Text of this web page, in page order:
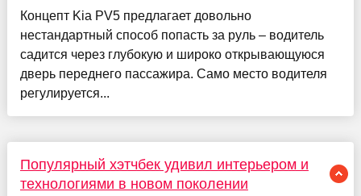
Концепт Kia PV5 предлагает довольно
нестандартный способ попасть за руль – водитель
садится через глубокую и широко открывающуюся
дверь переднего пассажира. Само место водителя
регулируется...
Популярный хэтчбек удивил интерьером и
технологиями в новом поколении